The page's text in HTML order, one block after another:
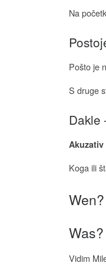
Na
Pošto je
S druge
Dakle
Akuzativ
Koga ili
Vidim